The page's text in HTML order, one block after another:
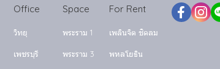
Office
วิทยุ
เพชรบุรี
Space
พระราม 1
พระราม 3
For Rent
เพลินจิต ชิดลม
พหลโยธิน